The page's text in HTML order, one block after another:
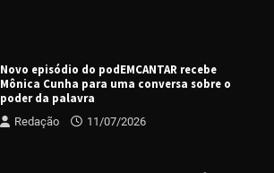
Novo episódio do podEMCANTAR recebe
Mônica Cunha para uma conversa sobre o
poder da palavra
Redação 11/07/2026